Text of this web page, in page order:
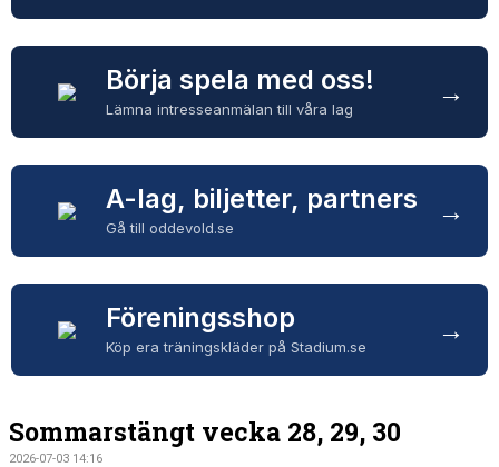
KONTAKT
DOKUMENT
MATCHER
Börja spela med oss!
Lämna intresseanmälan till våra lag
→
A-lag, biljetter, partners
Gå till oddevold.se
→
Föreningsshop
Köp era träningskläder på Stadium.se
→
Sommarstängt vecka 28, 29, 30
2026-07-03 14:16